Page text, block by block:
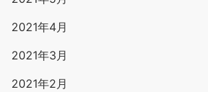
2021年4月
2021年3月
2021年2月